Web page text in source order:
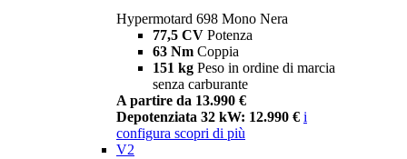
Hypermotard 698 Mono Nera
77,5 CV Potenza
63 Nm Coppia
151 kg Peso in ordine di marcia
senza carburante
A partire da 13.990 €
Depotenziata 32 kW: 12.990 € i
configura scopri di più
V2